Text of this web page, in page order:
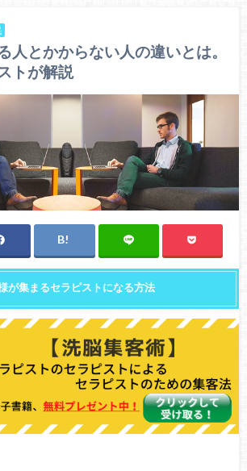
人とかからない人の違いとは。
トが解説
が集まるセラピストになる方法